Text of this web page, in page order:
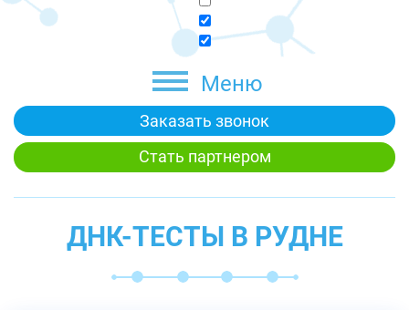
Меню
Заказать звонок
Стать партнером
ДНК-ТЕСТЫ В РУДНЕ